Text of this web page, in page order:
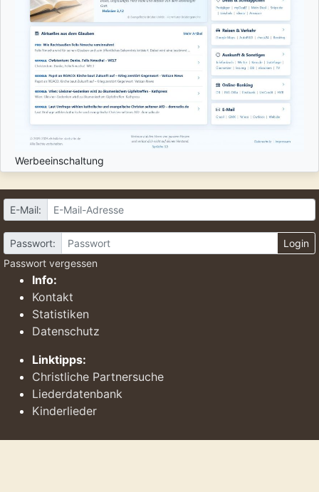
Werbeeinschaltung
E-Mail:
Passwort:
Login
Passwort vergessen
Info:
Kontakt
Statistiken
Datenschutz
Linktipps:
Christliche Partnersuche
Liederdatenbank
Kinderlieder